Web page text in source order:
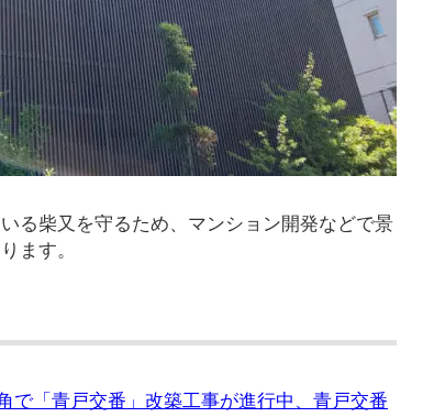
る柴又を守るため、マンション開発などで景
ます。
で「青戸交番」改築工事が進行中、青戸交番